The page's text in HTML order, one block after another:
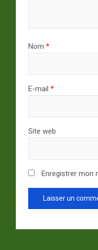
Nom *
E-mail *
Site web
Enregistrer mon